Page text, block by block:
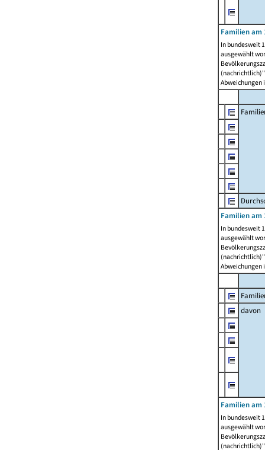
Familien am
In bundesweit
ausgewählt
Abweichungen
Familien am
In bundesweit
ausgewählt
Abweichungen
davon
Familien am
In bundesweit
ausgewählt